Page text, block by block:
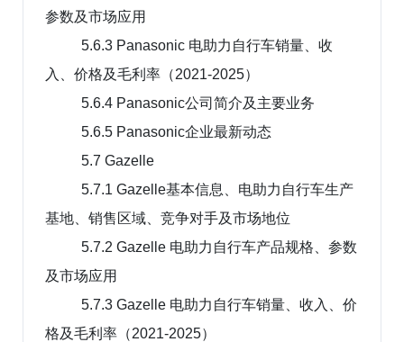
参数及市场应用
5.6.3 Panasonic 电助力自行车销量、收
入、价格及毛利率（2021-2025）
5.6.4 Panasonic公司简介及主要业务
5.6.5 Panasonic企业最新动态
5.7 Gazelle
5.7.1 Gazelle基本信息、电助力自行车生产
基地、销售区域、竞争对手及市场地位
5.7.2 Gazelle 电助力自行车产品规格、参数
及市场应用
5.7.3 Gazelle 电助力自行车销量、收入、价
格及毛利率（2021-2025）